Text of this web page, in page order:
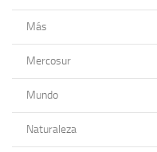
Más
Mercosur
Mundo
Naturaleza